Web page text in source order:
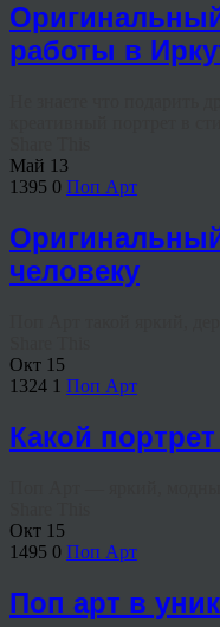
работы в
Май 13
1395 0 Поп Арт
человеку
Окт 15
1324 1 Поп Арт
Какой
Окт 15
1495 0 Поп Арт
Поп арт в